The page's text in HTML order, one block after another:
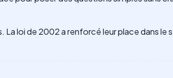
loi de 2002 a renforcé leur place dans le